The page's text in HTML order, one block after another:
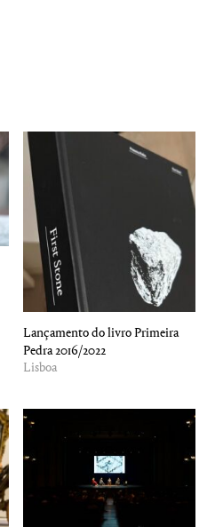
Lançamento do livro Primeira
Pedra 2016/2022
Lisboa